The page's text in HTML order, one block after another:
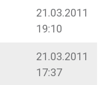
21.03.2011
19:10
21.03.2011
17:37